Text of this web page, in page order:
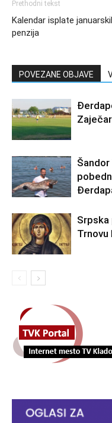
Prethodni tekst
Kalendar isplate
penzija
POVEZANE OBJAVE
Šandor
Srpska
Trnovu